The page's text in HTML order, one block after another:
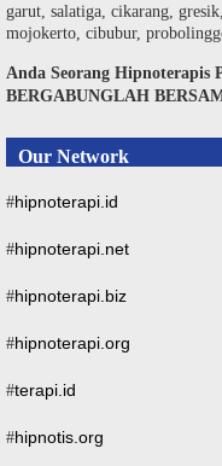
garut, salatiga, cikarang,
mojokerto, cibubur,
Anda Seorang Hipnoterapis
BERGABUNGLAH
Our Network
#hipnoterapi.id
#hipnoterapi.net
#hipnoterapi.biz
#hipnoterapi.org
#terapi.id
#hipnotis.org